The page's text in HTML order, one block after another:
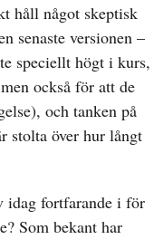
håll något skeptisk
senaste versionen –
speciellt högt i kurs,
också för att de
och tanken på
stolta över hur långt
idag fortfarande i för
Som bekant har